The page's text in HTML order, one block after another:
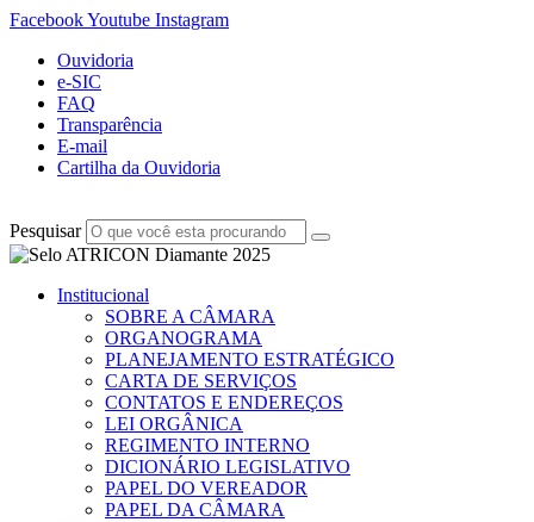
FacebookYoutube Instagram
Ouvidoria
e-SIC
FAQ
Transparência
E-mail
Cartilha da Ouvidoria
Pesquisar
Institucional
SOBRE A CÂMARA
ORGANOGRAMA
PLANEJAMENTO ESTRATÉGICO
CARTA DE SERVIÇOS
CONTATOS E ENDEREÇOS
LEI ORGÂNICA
REGIMENTO INTERNO
DICIONÁRIO LEGISLATIVO
PAPEL DO VEREADOR
PAPEL DA CÂMARA